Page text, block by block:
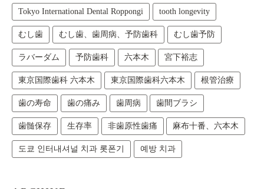
Tokyo International Dental Roppongi tooth longevity
むし歯 むし歯、歯周病、予防歯科 むし歯予防
ラバーダム 予防歯科 六本木 宮下裕志
東京国際歯科 六本木 東京国際歯科六本木 根管治療
歯の寿命 歯の痛み 歯周病 歯間ブラシ
歯髄保存 生存率 非歯原性歯痛 麻布十番、六本木
도쿄 인터내셔널 치과 롯폰기 예방 치과